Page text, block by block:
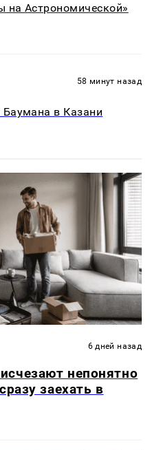
Астрономической»
58 минут назад
Баумана в Казани
6 дней назад
непонятно
заехать в